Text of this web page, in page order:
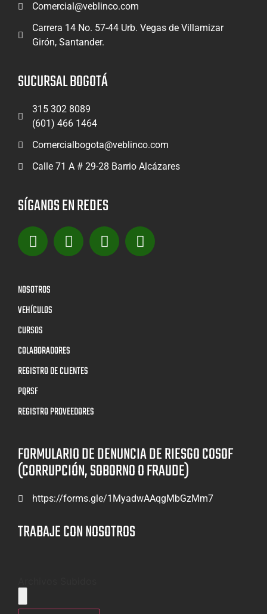
Comercial@veblinco.com
Carrera 14 No. 57-44 Urb. Vegas de Villamizar
Girón, Santander.
SUCURSAL BOGOTÁ
315 302 8089
(601) 466 1464
Comercialbogota@veblinco.com
Calle 71 A # 29-28 Barrio Alcázares
SÍGANOS EN REDES
NOSOTROS
VEHÍCULOS
CURSOS
COLABORADORES
REGISTRO DE CLIENTES
PQRSF
REGISTRO PROVEEDORES
FORMULARIO DE DENUNCIA DE RIESGO COSOF
(CORRUPCIÓN, SOBORNO O FRAUDE)
https://forms.gle/1MyadwAAqgMbGzMm7
TRABAJE CON NOSOTROS